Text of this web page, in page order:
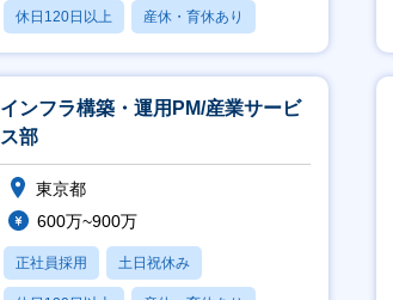
休日120日以上 産休・育休あり
賞与あり
インフラ構築・運用PM/産業サービ
ス部
東京都
600万~900万
正社員採用 土日祝休み